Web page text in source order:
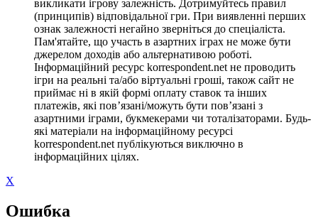
викликати ігрову залежність. Дотримуйтесь правил
(принципів) відповідальної гри. При виявленні перших
ознак залежності негайно зверніться до спеціаліста.
Пам'ятайте, що участь в азартних іграх не може бути
джерелом доходів або альтернативою роботі.
Інформаційний ресурс korrespondent.net не проводить
ігри на реальні та/або віртуальні гроші, також сайт не
приймає ні в якій формі оплату ставок та інших
платежів, які пов’язані/можуть бути пов’язані з
азартними іграми, букмекерами чи тоталізаторами. Будь-
які матеріали на інформаційному ресурсі
korrespondent.net публікуються виключно в
інформаційних цілях.
X
Ошибка